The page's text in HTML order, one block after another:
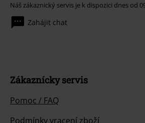
Náš zákaznický servis je k dispozici dnes od
Zahájit chat
Zákaznícky servis
Pomoc / FAQ
Podmínky vracení zboží